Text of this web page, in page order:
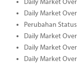
Daily Market
Daily Market
Perubahan
Daily Market
Daily Market
Daily Market